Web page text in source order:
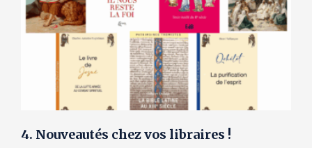
4. Nouveautés chez vos libraires !